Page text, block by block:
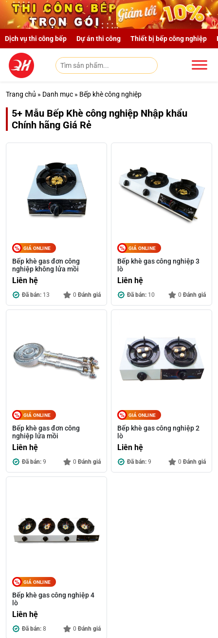
Skip to main content
Dịch vụ thi công bếp Dự án thi công Thiết bị bếp công nghiệp
Trang chủ » Danh mục » Bếp khè công nghiệp
5+ Mẫu Bếp Khè công nghiệp Nhập khẩu
Chính hãng Giá Rẻ
GIÁ ONLINE
Bếp khè gas đơn công
nghiệp không lửa mồi
Liên hệ
Đã bán: 13 0 Đánh giá
GIÁ ONLINE
Bếp khè gas công nghiệp 3
lò
Liên hệ
Đã bán: 10 0 Đánh giá
GIÁ ONLINE
Bếp khè gas đơn công
nghiệp lửa mồi
Liên hệ
Đã bán: 9 0 Đánh giá
GIÁ ONLINE
Bếp khè gas công nghiệp 2
lò
Liên hệ
Đã bán: 9 0 Đánh giá
GIÁ ONLINE
Bếp khè gas công nghiệp 4
lò
Liên hệ
Đã bán: 8 0 Đánh giá